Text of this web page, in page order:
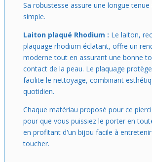
Sa robustesse assure une longue
simple.
Laiton plaqué Rhodium : Le laiton,
plaquage rhodium éclatant, offre un
moderne tout en assurant une bonne
contact de la peau. Le plaquage
facilite le nettoyage, combinant
quotidien.
Chaque matériau proposé pour ce
pour que vous puissiez le porter en
en profitant d'un bijou facile à
toucher.